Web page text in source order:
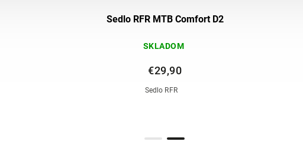
Sedlo RFR MTB Comfort D2
SKLADOM
€29,90
Sedlo RFR